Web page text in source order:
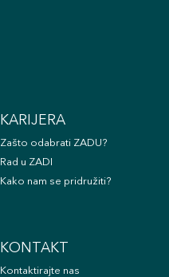
KARIJERA
Zašto odabrati ZADU?
Rad u ZADI
Kako nam se pridružiti?
KONTAKT
Kontaktirajte nas